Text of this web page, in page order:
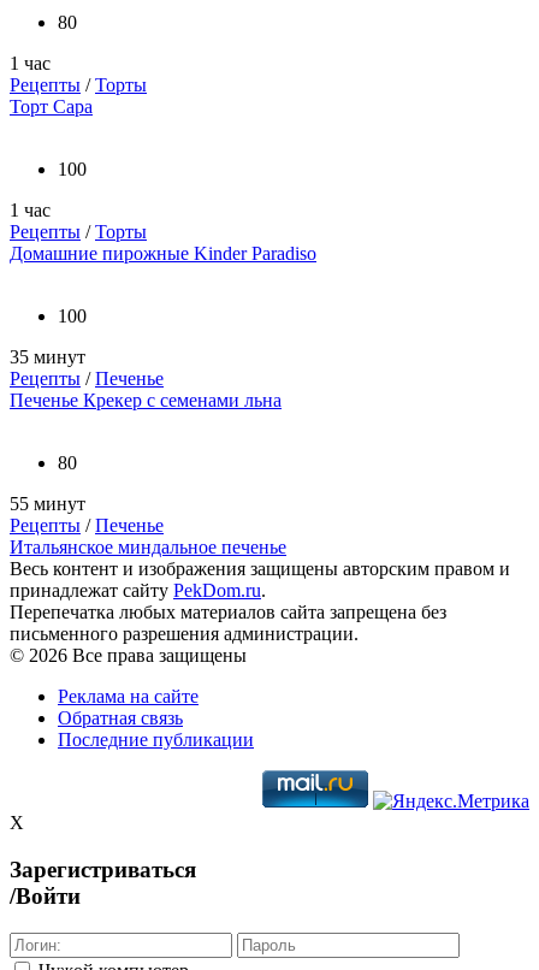
80
1 час
Рецепты /Торты
Торт Сара
100
1 час
Рецепты /Торты
Домашние пирожные Kinder Paradiso
100
35 минут
Рецепты /Печенье
Печенье Крекер с семенами льна
80
55 минут
Рецепты /Печенье
Итальянское миндальное печенье
Весь контент и изображения защищены авторским правом и
принадлежат сайту PekDom.ru.
Перепечатка любых материалов сайта запрещена без
письменного разрешения администрации.
© 2026 Все права защищены
Реклама на сайте
Обратная связь
Последние публикации
X
Зарегистриваться
/Войти